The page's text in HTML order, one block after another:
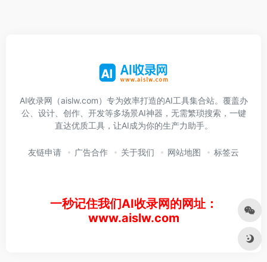
AI收录网（aislw.com）专为效率打造的AI工具集合站。覆盖办
公、设计、创作、开发等多场景AI神器，无需繁琐搜索，一键
直达优质工具，让AI成为你的生产力助手。
友链申请 广告合作 关于我们 网站地图 标签云
一秒记住我们AI收录网的网址：
www.aislw.com